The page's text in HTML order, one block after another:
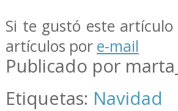
Si te gustó este
artículos por e-mail
Publicado por
Etiquetas: Navidad